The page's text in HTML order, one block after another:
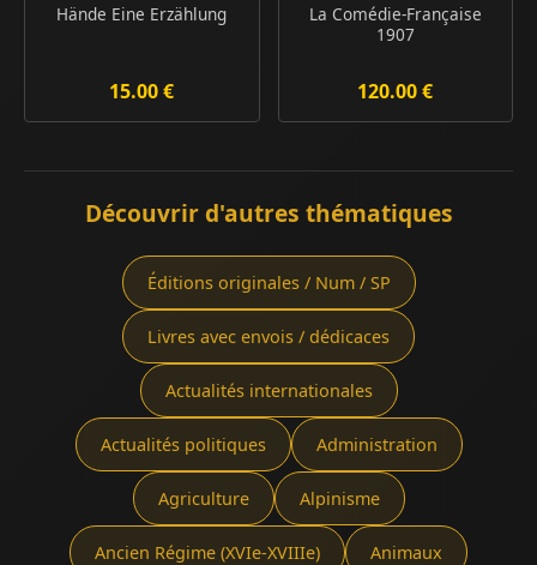
Hände Eine Erzählung
15.00 €
La Comédie-Française
1907
120.00 €
Découvrir d'autres thématiques
Éditions originales / Num / SP
Livres avec envois / dédicaces
Actualités internationales
Actualités politiques Administration
Agriculture Alpinisme
Ancien Régime (XVIe-XVIIIe) Animaux